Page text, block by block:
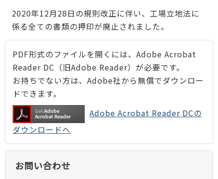
2020年12月28日の規則改正に伴い、工場立地法に
係る全ての書類の押印が廃止されました。
PDF形式のファイルを開くには、Adobe Acrobat
Reader DC（旧Adobe Reader）が必要です。
お持ちでない方は、Adobe社から無償でダウンロー
ドできます。
Adobe Acrobat Reader DCの
ダウンロードへ
お問い合わせ